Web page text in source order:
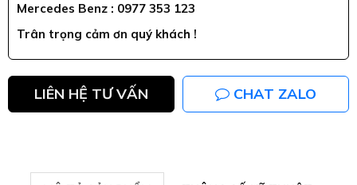
Mercedes Benz : 0977 353 123
Trân trọng cảm ơn quý khách !
LIÊN HỆ TƯ VẤN CHAT ZALO